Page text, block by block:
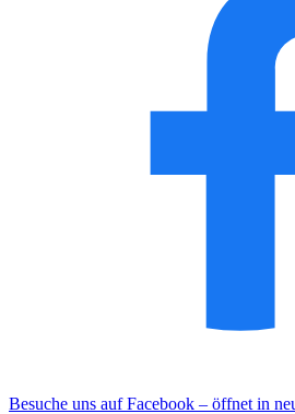
Besuche uns auf Facebook – öffnet in